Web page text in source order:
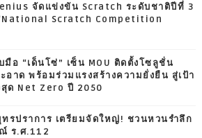
จัดแข่งขัน Scratch ระดับชาติปีที่ 3
Scratch Competition
มือ “เด็นโซ่” เซ็น MOU ติดตั้งโซลูชั่น
อาด พร้อมร่วมแรงสร้างความยั่งยืน สู่เป้า
ด Net Zero ปี 2050
รปราการ เตรียมจัดใหญ่! ชวนหวนรำลึก
ร.ศ.112